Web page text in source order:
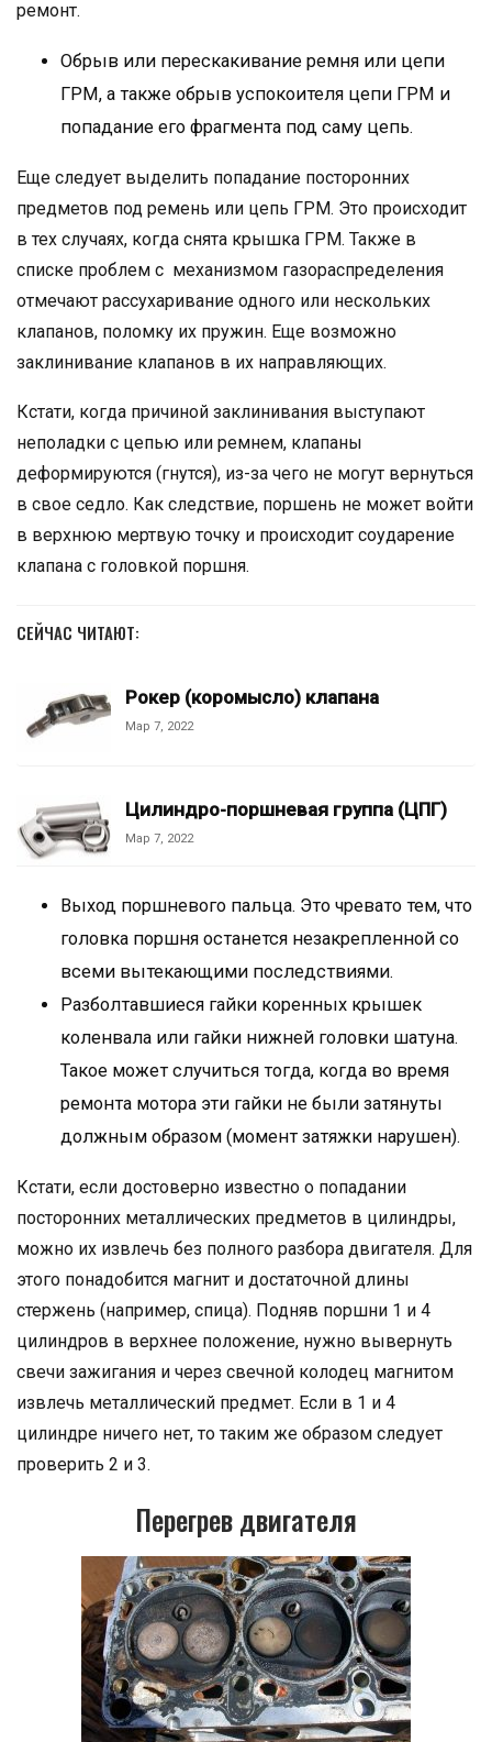
ремонт.
Обрыв или перескакивание ремня или цепи
ГРМ, а также обрыв успокоителя цепи ГРМ и
попадание его фрагмента под саму цепь.
Еще следует выделить попадание посторонних
предметов под ремень или цепь ГРМ. Это происходит
в тех случаях, когда снята крышка ГРМ. Также в
списке проблем с механизмом газораспределения
отмечают рассухаривание одного или нескольких
клапанов, поломку их пружин. Еще возможно
заклинивание клапанов в их направляющих.
Кстати, когда причиной заклинивания выступают
неполадки с цепью или ремнем, клапаны
деформируются (гнутся), из-за чего не могут вернуться
в свое седло. Как следствие, поршень не может войти
в верхнюю мертвую точку и происходит соударение
клапана с головкой поршня.
СЕЙЧАС ЧИТАЮТ:
Рокер (коромысло) клапана
Мар 7, 2022
Цилиндро-поршневая группа (ЦПГ)
Мар 7, 2022
Выход поршневого пальца. Это чревато тем, что
головка поршня останется незакрепленной со
всеми вытекающими последствиями.
Разболтавшиеся гайки коренных крышек
коленвала или гайки нижней головки шатуна.
Такое может случиться тогда, когда во время
ремонта мотора эти гайки не были затянуты
должным образом (момент затяжки нарушен).
Кстати, если достоверно известно о попадании
посторонних металлических предметов в цилиндры,
можно их извлечь без полного разбора двигателя. Для
этого понадобится магнит и достаточной длины
стержень (например, спица). Подняв поршни 1 и 4
цилиндров в верхнее положение, нужно вывернуть
свечи зажигания и через свечной колодец магнитом
извлечь металлический предмет. Если в 1 и 4
цилиндре ничего нет, то таким же образом следует
проверить 2 и 3.
Перегрев двигателя